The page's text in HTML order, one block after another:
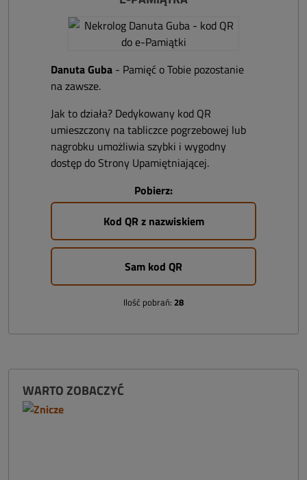
Danuta Guba - Pamięć o Tobie pozostanie
na zawsze.
Jak to działa? Dedykowany kod QR
umieszczony na tabliczce pogrzebowej lub
nagrobku umożliwia szybki i wygodny
dostęp do Strony Upamiętniającej.
Pobierz:
Kod QR z nazwiskiem
Sam kod QR
Ilość pobrań: 28
WARTO ZOBACZYĆ